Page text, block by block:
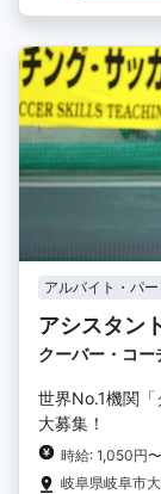
アルバイト・パー
アシスタン
クーバー・コー
世界No.1機関
大募集！
時給: 1,050円〜
岐阜県岐阜市